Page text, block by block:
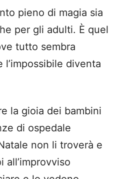
pieno di magia sia
per gli adulti. È quel
tutto sembra
diventa
la gioia dei bambini
di ospedale
non li troverà e
all’improvviso